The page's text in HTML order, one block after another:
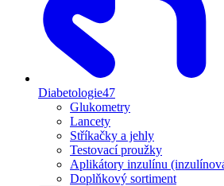
Diabetologie47
Glukometry
Lancety
Stříkačky a jehly
Testovací proužky
Aplikátory inzulínu
Doplňkový sortiment